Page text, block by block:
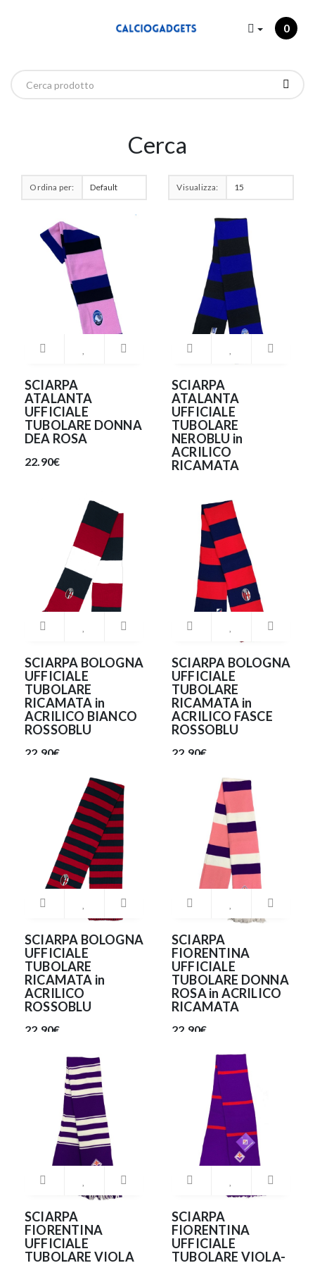
0
Cerca
Ordina per: Visualizza:
SCIARPA
ATALANTA
UFFICIALE
TUBOLARE DONNA
DEA ROSA
22.90€
SCIARPA
ATALANTA
UFFICIALE
TUBOLARE
NEROBLU in
ACRILICO
RICAMATA
SCIARPA BOLOGNA
UFFICIALE
TUBOLARE
RICAMATA in
ACRILICO BIANCO
ROSSOBLU
22.90€
SCIARPA BOLOGNA
UFFICIALE
TUBOLARE
RICAMATA in
ACRILICO FASCE
ROSSOBLU
22.90€
SCIARPA BOLOGNA
UFFICIALE
TUBOLARE
RICAMATA in
ACRILICO
ROSSOBLU
22.90€
SCIARPA
FIORENTINA
UFFICIALE
TUBOLARE DONNA
ROSA in ACRILICO
RICAMATA
22.90€
SCIARPA
FIORENTINA
UFFICIALE
TUBOLARE VIOLA
SCIARPA
FIORENTINA
UFFICIALE
TUBOLARE VIOLA-